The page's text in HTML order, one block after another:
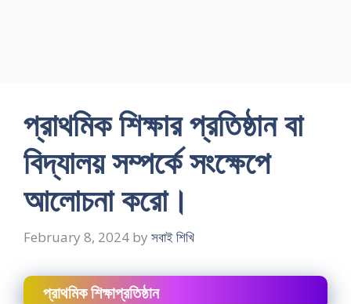
প্রাথমিক শিক্ষার প্রতিষ্ঠান বা
বিদ্যালয় সম্পর্কে সংক্ষেপে
আলােচনা করাে।
February 8, 2024 by সবাই শিখি
প্রাথমিক শিক্ষাপ্রতিষ্ঠান